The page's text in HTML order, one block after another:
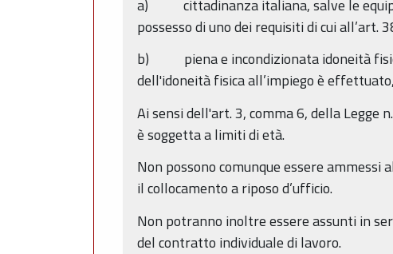
a) cittadinanza italiana, salve le
possesso di uno dei requisiti di cui all’art.
b) piena e incondizionata idoneità fisica
dell'idoneità fisica all’impiego è
Ai sensi dell'art. 3, comma 6, della Legge
è soggetta a limiti di età.
Non possono comunque essere
il collocamento a riposo d’ufficio.
Non potranno inoltre essere assunti in
del contratto individuale di lavoro.